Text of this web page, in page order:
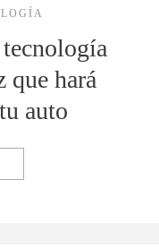
que hará
auto